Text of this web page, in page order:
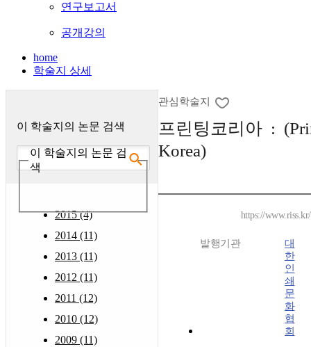
연구보고서
공개강의
home
학술지 상세
이 학술지의 논문 검색
이 학술지의 논문 검
색
2015 (4)
2014 (11)
2013 (11)
2012 (11)
2011 (12)
2010 (12)
2009 (11)
관심학술지
프린팅코리아 :
Korea)
https://
발행기관
대
한
인
쇄
문
화
협
회